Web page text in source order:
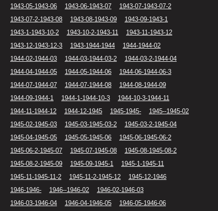
1943-05-1943-06
1943-06-1943-07
1943-07-1943-07-2
1943-07-2-1943-08
1943-08-1943-09
1943-09-1943-1
1943-1-1943-10-2
1943-10-2-1943-11
1943-11-1943-12
1943-12-1943-12-3
1943-1944-1944
1944-1944-02
1944-02-1944-03
1944-03-1944-03-2
1944-03-2-1944-04
1944-04-1944-05
1944-05-1944-06
1944-06-1944-06-3
1944-07-1944-07
1944-07-1944-08
1944-08-1944-09
1944-09-1944-1
1944-1-1944-10-3
1944-10-3-1944-11
1944-11-1944-12
1944-12-1945 1945-1945-
1945--1945-02
1945-02-1945-03
1945-03-1945-03-2
1945-03-2-1945-04
1945-04-1945-05
1945-05-1945-06
1945-06-1945-06-2
1945-06-2-1945-07
1945-07-1945-08
1945-08-1945-08-2
1945-08-2-1945-09
1945-09-1945-1
1945-1-1945-11
1945-11-1945-11-2
1945-11-2-1945-12
1945-12-1946
1946-1946-
1946--1946-02
1946-02-1946-03
1946-03-1946-04
1946-04-1946-05
1946-05-1946-06